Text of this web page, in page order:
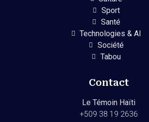
Sport
Santé
Technologies & AI
Société
Tabou
Contact
Le Témoin Haïti
+509 38 19 2636